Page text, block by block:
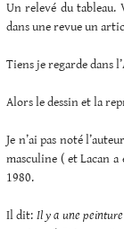
Un relevé du
dans une revue un
Tiens je regarde dans
Alors le dessin et la
Je n’ai pas noté
masculine ( et Lacan
1980.
Il dit: Il y a une